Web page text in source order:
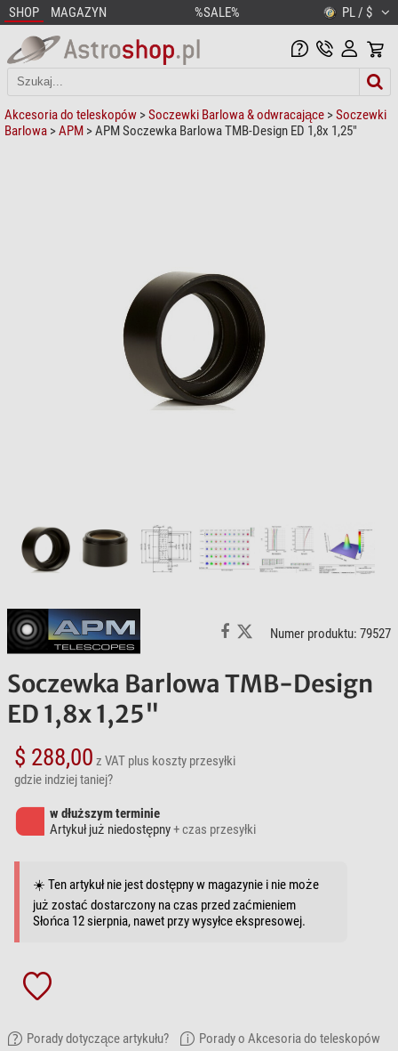
SHOP MAGAZYN %SALE% PL / $
Akcesoria do teleskopów >Soczewki Barlowa & odwracające >Soczewki
Barlowa >APM > APM Soczewka Barlowa TMB-Design ED 1,8x 1,25"
Numer produktu: 79527
Soczewka Barlowa TMB-Design
ED 1,8x 1,25"
$ 288,00 z VAT plus koszty przesyłki
gdzie indziej taniej?
w dłuższym terminie
Artykuł już niedostępny+ czas przesyłki
☀️ Ten artykuł nie jest dostępny w magazynie i nie może
już zostać dostarczony na czas przed zaćmieniem
Słońca 12 sierpnia, nawet przy wysyłce ekspresowej.
Porady dotyczące artykułu? Porady o Akcesoria do teleskopów